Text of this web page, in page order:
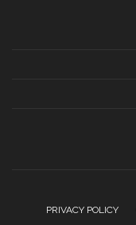
PRIVACY POLICY